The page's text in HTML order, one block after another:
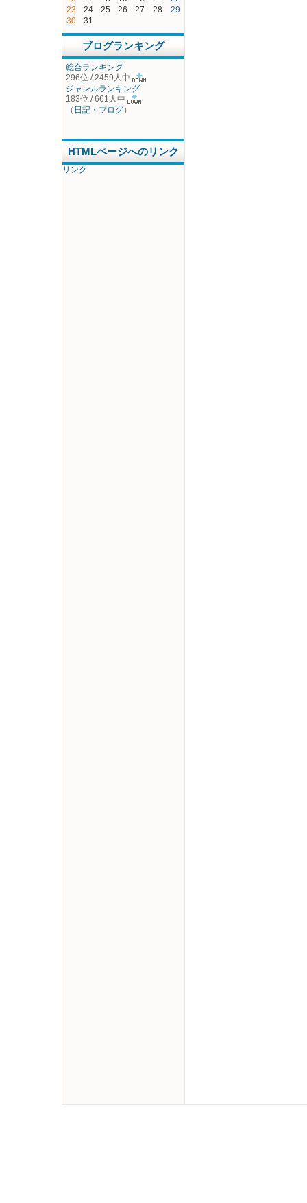
23
24 25 26 27 28
29
30
31
ブログランキング
総合ランキング
296位 / 2459人中
ジャンルランキング
183位 / 661人中
（ 日記・ブログ）
HTMLページへのリンク
リンク